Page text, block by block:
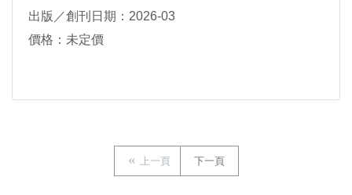
出版／創刊日期：2026-03
價格：未定價
上一頁 下一頁